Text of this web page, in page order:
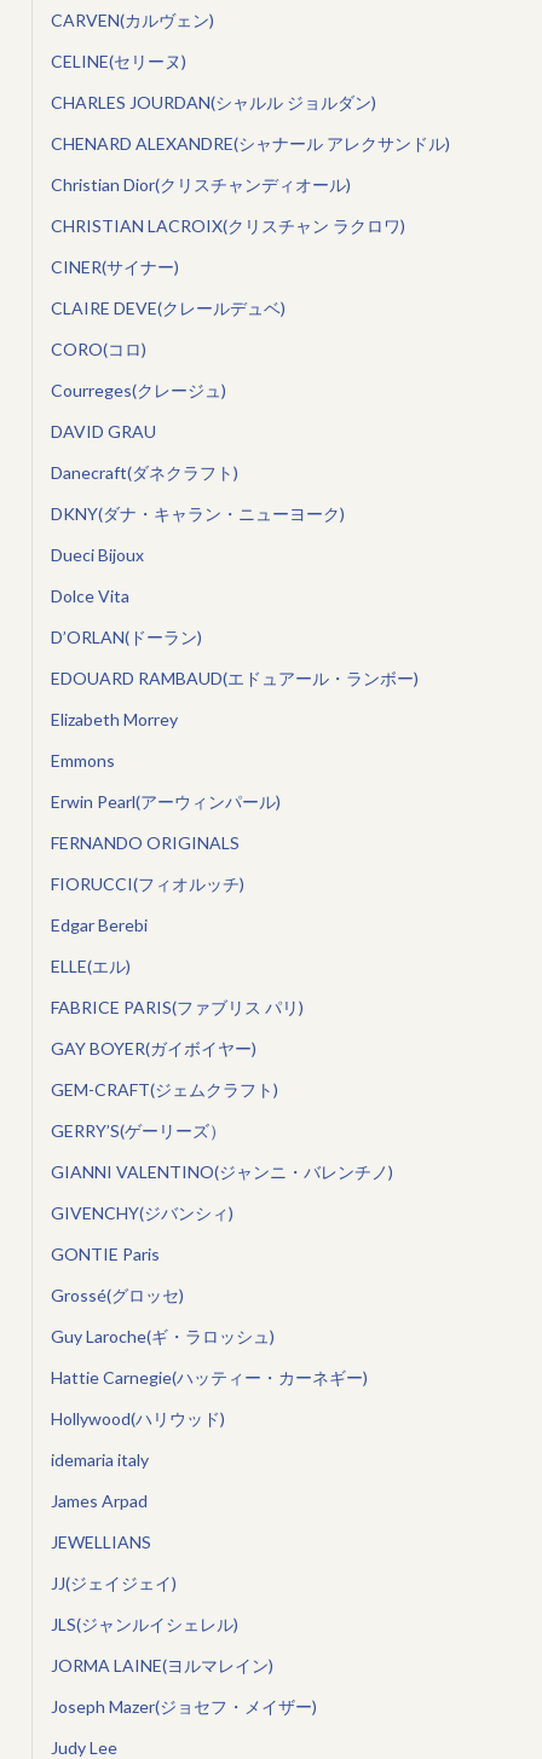
CARVEN(カルヴェン)
CELINE(セリーヌ)
CHARLES JOURDAN(シャルル ジョルダン)
CHENARD ALEXANDRE(シャナール アレクサンドル)
Christian Dior(クリスチャンディオール)
CHRISTIAN LACROIX(クリスチャン ラクロワ)
CINER(サイナー)
CLAIRE DEVE(クレールデュベ)
CORO(コロ)
Courreges(クレージュ)
DAVID GRAU
Danecraft(ダネクラフト)
DKNY(ダナ・キャラン・ニューヨーク)
Dueci Bijoux
Dolce Vita
D’ORLAN(ドーラン)
EDOUARD RAMBAUD(エドュアール・ランボー)
Elizabeth Morrey
Emmons
Erwin Pearl(アーウィンパール)
FERNANDO ORIGINALS
FIORUCCI(フィオルッチ)
Edgar Berebi
ELLE(エル)
FABRICE PARIS(ファブリス パリ)
GAY BOYER(ガイボイヤー)
GEM-CRAFT(ジェムクラフト)
GERRY’S(ゲーリーズ）
GIANNI VALENTINO(ジャンニ・バレンチノ)
GIVENCHY(ジバンシィ)
GONTIE Paris
Grossé(グロッセ)
Guy Laroche(ギ・ラロッシュ)
Hattie Carnegie(ハッティー・カーネギー)
Hollywood(ハリウッド)
idemaria italy
James Arpad
JEWELLIANS
JJ(ジェイジェイ)
JLS(ジャンルイシェレル)
JORMA LAINE(ヨルマレイン)
Joseph Mazer(ジョセフ・メイザー)
Judy Lee